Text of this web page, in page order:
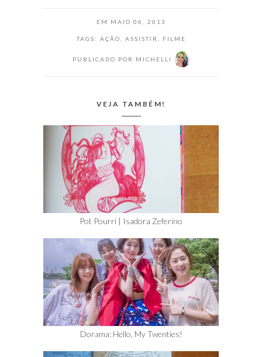
EM MAIO 06, 2013
TAGS: AÇÃO ASSISTIR FILME
PUBLICADO POR MICHELLI
VEJA TAMBÉM!
Pot Pourri | Isadora Zeferino
Dorama: Hello, My Twenties!